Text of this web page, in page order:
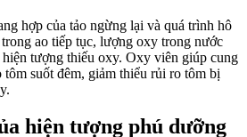
hợp của tảo ngừng lại và quá trình hô
ao tiếp tục, lượng oxy trong nước
hiện tượng thiếu oxy. Oxy viên giúp cung
suốt đêm, giảm thiểu rủi ro tôm bị
hiện tượng phú dưỡng